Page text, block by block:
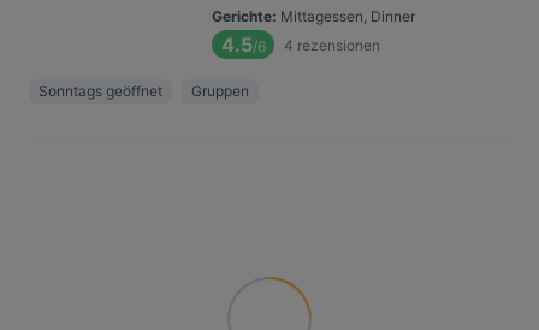
Gerichte: Mittagessen, Dinner
4.5/6 4 rezensionen
Sonntags geöffnet Gruppen